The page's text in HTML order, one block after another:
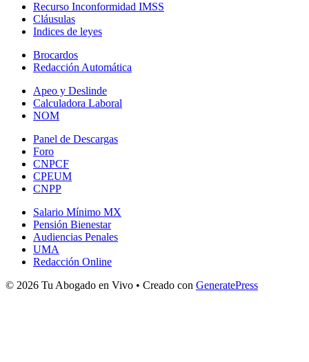
Recurso Inconformidad IMSS
Cláusulas
Indices de leyes
Brocardos
Redacción Automática
Apeo y Deslinde
Calculadora Laboral
NOM
Panel de Descargas
Foro
CNPCF
CPEUM
CNPP
Salario Mínimo MX
Pensión Bienestar
Audiencias Penales
UMA
Redacción Online
© 2026 Tu Abogado en Vivo • Creado con GeneratePress